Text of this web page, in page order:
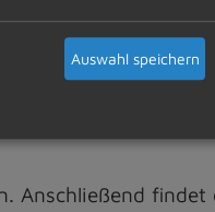
(Bezug Haupt-/
Anschließend
Auswahl speichern